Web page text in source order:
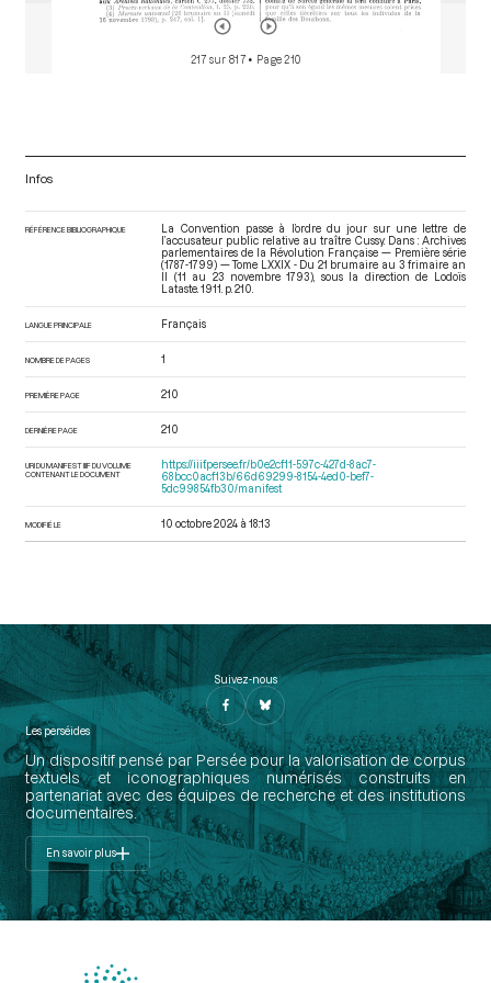
217 sur 817 • Page 210
Infos
RÉFÉRENCE BIBLIOGRAPHIQUE
La Convention passe à l’ordre du jour sur une lettre de
l’accusateur public relative au traître Cussy. Dans : Archives
parlementaires de la Révolution Française — Première série
(1787-1799) — Tome LXXIX - Du 21 brumaire au 3 frimaire an
II (11 au 23 novembre 1793) , sous la direction de Lodoïs
Lataste. 1911. p. 210.
LANGUE PRINCIPALE Français
NOMBRE DE PAGES 1
PREMIÈRE PAGE 210
DERNIÈRE PAGE 210
URI DU MANIFEST IIIF DU VOLUME
CONTENANT LE DOCUMENT
https://iiif.persee.fr/b0e2cf11-597c-427d-8ac7-
68bcc0acf13b/66d69299-8154-4ed0-bef7-
5dc99854fb30/manifest
MODIFIÉ LE 10 octobre 2024 à 18:13
Suivez-nous
Les perséides
Un dispositif pensé par Persée pour la valorisation de corpus
textuels et iconographiques numérisés construits en
partenariat avec des équipes de recherche et des institutions
documentaires.
En savoir plus